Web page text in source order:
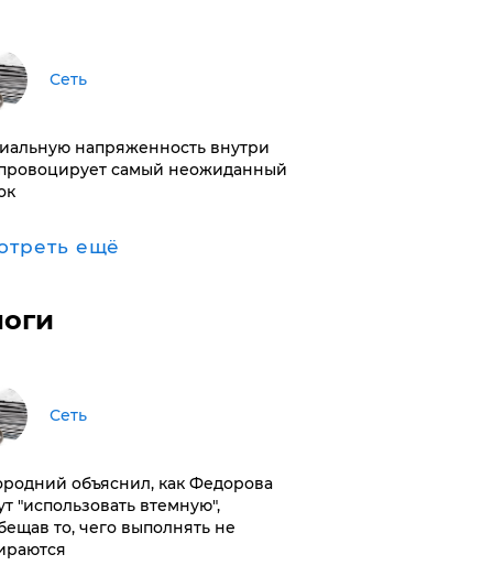
Сеть
напряженность внутри
самый неожиданный
ещё
Сеть
объяснил, как Федорова
"использовать втемную",
то, чего выполнять не